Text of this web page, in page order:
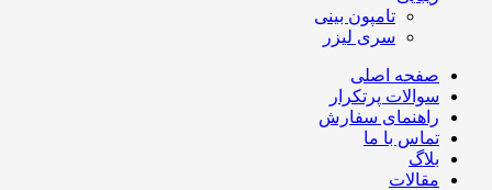
تامپون بینی
سری لیزر
صفحه اصلی
سوالات پرتکرار
راهنمای سفارش
تماس با ما
بلاگ
مقالات